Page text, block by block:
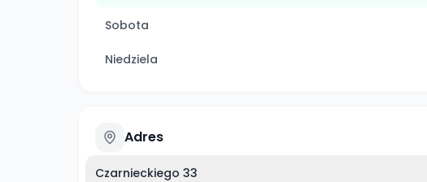
Sobota
Niedziela
Adres
Czarnieckiego 33